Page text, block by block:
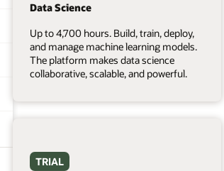
Data Science
Up to 4,700 hours. Build, train, deploy,
and manage machine learning models.
The platform makes data science
collaborative, scalable, and powerful.
TRIAL